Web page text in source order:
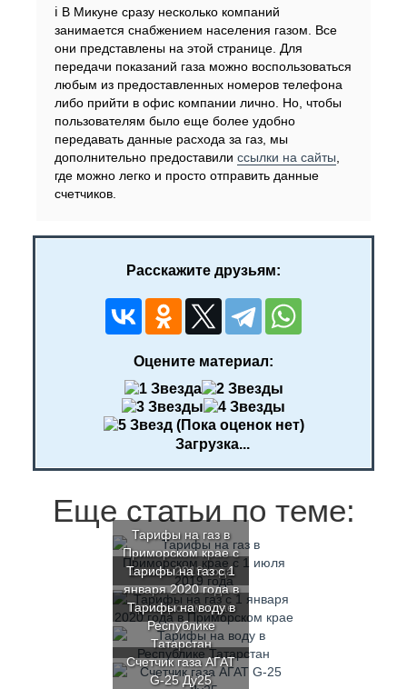
ℹ️ В Микуне сразу несколько компаний
занимается снабжением населения газом. Все
они представлены на этой странице. Для
передачи показаний газа можно воспользоваться
любым из предоставленных номеров телефона
либо прийти в офис компании лично. Но, чтобы
пользователям было еще более удобно
передавать данные расхода за газ, мы
дополнительно предоставили ссылки на сайты
где можно легко и просто отправить данные
счетчиков.
Расскажите друзьям:
Оцените материал:
(Пока оценок нет)
Загрузка...
Еще статьи по теме:
Тарифы на газ в
Приморском крае с
1 июля 2019 года
Тарифы на газ с 1
января 2020 года в
Приморском крае
Тарифы на воду в
Республике
Татарстан
Счетчик газа АГАТ
G-25 Ду25